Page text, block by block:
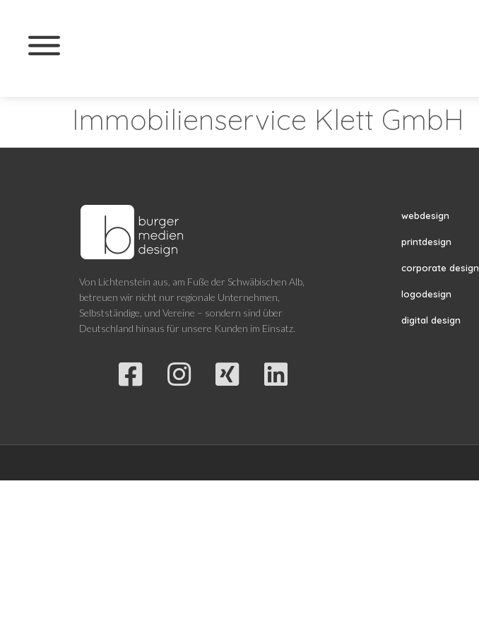
Immobilienservice Klett GmbH
Von Lichtenstein aus, am Fuße der Schwäbischen Alb,
betreuen wir nicht nur regionale Unternehmen,
Selbstständige, und Vereine – sondern sind über
Deutschland hinaus für unsere Kunden im Einsatz.
webdesign
printdesign
corporate design
logodesign
digital design